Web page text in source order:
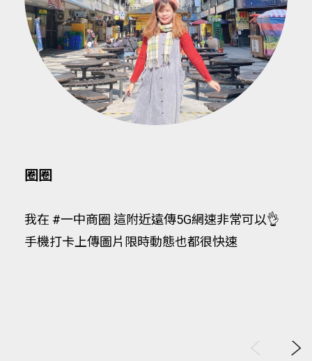
圈圈
我在 #一中商圈 這附近遠傳5G網速非常可以👌
手機打卡上傳圖片限時動態也都很快速
Previous Next